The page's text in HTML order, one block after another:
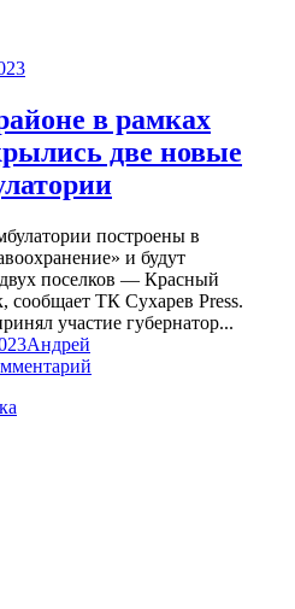
в рамках
две новые
построены в
и будут
поселков — Красный
ТК Сухарев Press.
участие губернатор...
Андрей